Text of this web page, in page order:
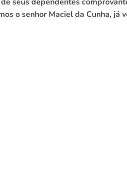
o senhor Maciel da Cunha, já